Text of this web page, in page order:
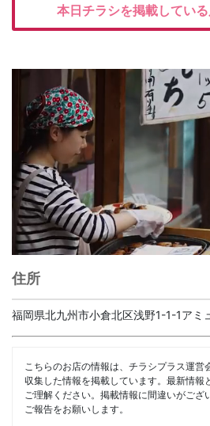
本日チラシを掲載してい
住所
福岡県北九州市小倉北区浅野1-1-1アミ
こちらのお店の情報は、チラシプラス運営
収集した情報を掲載しています。最新情報
ご理解ください。掲載情報に間違いがござ
ご報告をお願いします。